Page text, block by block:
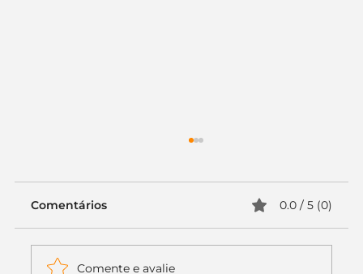
Comentários 0.0 / 5 (0)
Comente e avalie